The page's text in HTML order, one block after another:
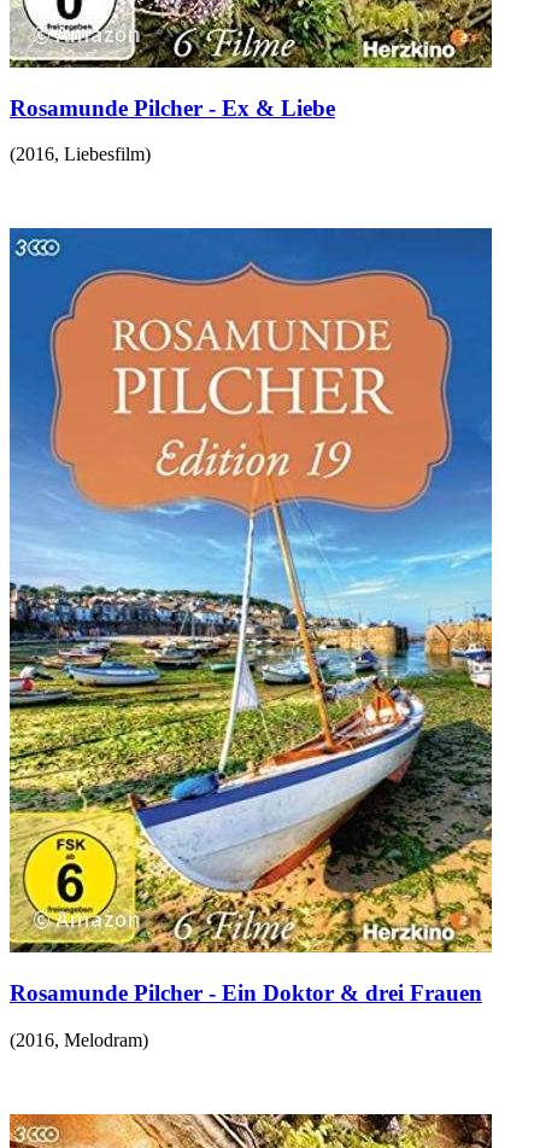
Rosamunde Pilcher - Ex & Liebe
(2016, Liebesfilm)
Rosamunde Pilcher - Ein Doktor & drei Frauen
(2016, Melodram)